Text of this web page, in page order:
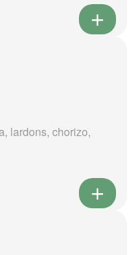
lardons, chorizo,